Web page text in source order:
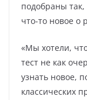
подобраны
что-то новое о
«Мы хотели,
тест не как
узнать новое,
классических